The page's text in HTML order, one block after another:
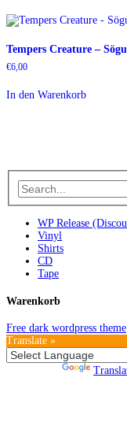
Tempers Creature –
€6,00
In den Warenkorb
WP Release
Vinyl
Shirts
CD
Tape
Warenkorb
Free dark wordpress theme
Translate »